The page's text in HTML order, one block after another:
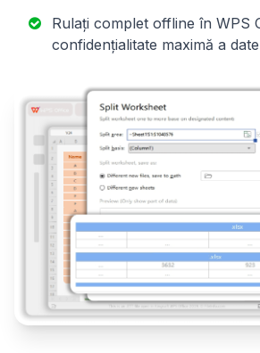
Rulați complet offline în WPS
confidențialitate maximă a